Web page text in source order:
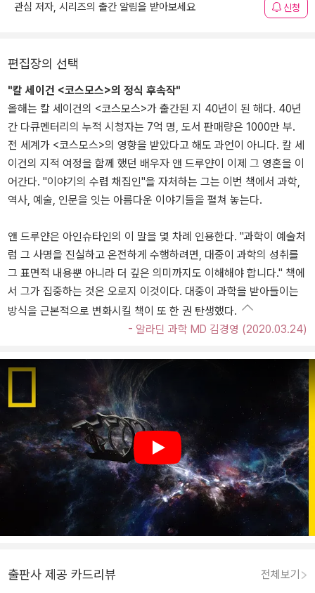
관심 저자, 시리즈의 출간 알림을 받아보세요 신청
편집장의 선택
"칼 세이건 <코스모스>의 정식 후속작"
올해는 칼 세이건의 <코스모스>가 출간된 지 40년이 된 해다. 40년
간 다큐멘터리의 누적 시청자는 7억 명, 도서 판매량은 1000만 부.
전 세계가 <코스모스>의 영향을 받았다고 해도 과언이 아니다. 칼 세
이건의 지적 여정을 함께 했던 배우자 앤 드루얀이 이제 그 영혼을 이
어간다. "이야기의 수렵 채집인"을 자처하는 그는 이번 책에서 과학,
역사, 예술, 인문을 잇는 아름다운 이야기들을 펼쳐 놓는다.
앤 드루얀은 아인슈타인의 이 말을 몇 차례 인용한다. "과학이 예술처
럼 그 사명을 진실하고 온전하게 수행하려면, 대중이 과학의 성취를
그 표면적 내용뿐 아니라 더 깊은 의미까지도 이해해야 합니다." 책에
서 그가 집중하는 것은 오로지 이것이다. 대중이 과학을 받아들이는
방식을 근본적으로 변화시킬 책이 또 한 권 탄생했다.
- 알라딘 과학 MD 김경영 (2020.03.24)
Play
출판사 제공 카드리뷰 전체보기